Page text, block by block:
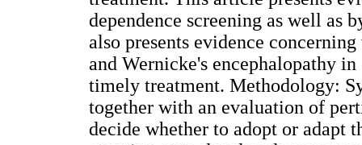
dependence screening as well as
also presents evidence
and Wernicke's encephalopathy
timely treatment. Methodology:
together with an evaluation of
decide whether to adopt or adapt